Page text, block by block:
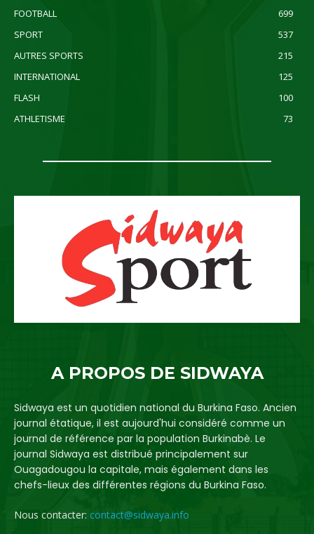
FOOTBALL
699
SPORT
537
AUTRES SPORTS
215
INTERNATIONAL
125
FLASH
100
ATHLETISME
73
A PROPOS DE SIDWAYA
Sidwaya est un quotidien national du Burkina Faso. Ancien
journal étatique, il est aujourd'hui considéré comme un
journal de référence par la population Burkinabè. Le
journal Sidwaya est distribué principalement sur
Ouagadougou la capitale, mais également dans les
chefs-lieux des différentes régions du Burkina Faso.
Nous contacter: contact@sidwaya.info